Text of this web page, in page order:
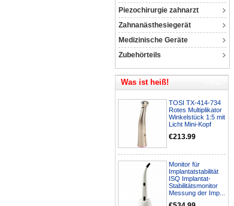
Piezochirurgie zahnarzt
Zahnanästhesiegerät
Medizinische Geräte
Zubehörteils
Was ist heiß!
TOSI TX-414-734
Rotes Multiplikator
Winkelstück 1:5 mit
Licht Mini-Kopf
€213.99
Monitor für
Implantatstabilität
ISQ Implantat-
Stabilitätsmonitor
Messung der Imp...